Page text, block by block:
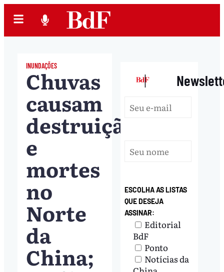
INUNDAÇÕES
Chuvas
causam
destruição
e
mortes
no
Norte
da
China;
|
ESCOLHA AS LISTAS
QUE DESEJA
ASSINAR:
Editorial
BdF
Ponto
Notícias da